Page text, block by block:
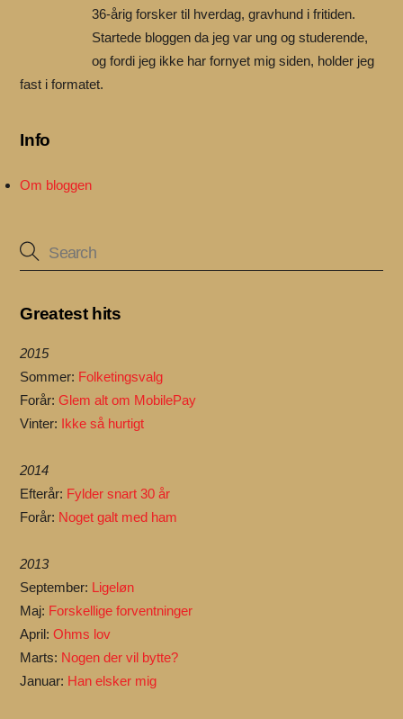
36-årig forsker til hverdag, gravhund i fritiden.
Startede bloggen da jeg var ung og studerende,
og fordi jeg ikke har fornyet mig siden, holder jeg
fast i formatet.
Info
Om bloggen
Greatest hits
2015
Sommer: Folketingsvalg
Forår:Glem alt om MobilePay
Vinter: Ikke så hurtigt
2014
Efterår: Fylder snart 30 år
Forår: Noget galt med ham
2013
September: Ligeløn
Maj: Forskellige forventninger
April:Ohms lov
Marts: Nogen der vil bytte?
Januar: Han elsker mig